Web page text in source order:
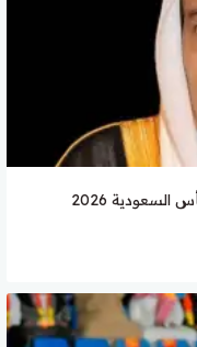
تحت رعاية خادم الحرمين.. انطلاق بطولة كأس السعودية 2026